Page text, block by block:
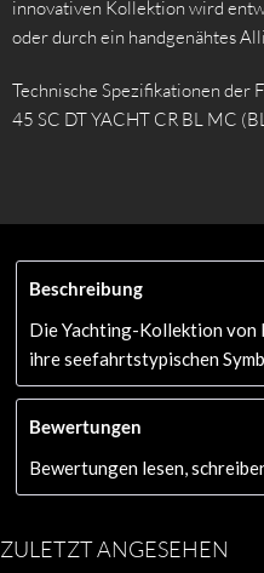
innovativen Kollektion wird
oder durch ein handgenähtes
Technische Spezifikationen der
45 SC DT YACHT CR BL MC
Beschreibung
Die Yachting-Kollektion von
ihre seefahrtstypischen
Bewertungen
Bewertungen lesen,
ZULETZT ANGESEHEN